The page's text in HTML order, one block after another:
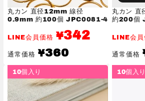
丸カン 直径12mm 線径
0.9mm 約100個 JPC0081-4
LINE会員価格 ¥342
通常価格
通
常
価
格
¥360
丸カン
約200個
LINE会員
通常価格
10個入り 10個入り